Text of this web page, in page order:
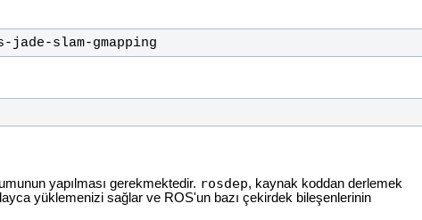
slam-gmapping
yapılması gerekmektedir. rosdep, kaynak koddan derlemek
yüklemenizi sağlar ve ROS'un bazı çekirdek bileşenlerinin